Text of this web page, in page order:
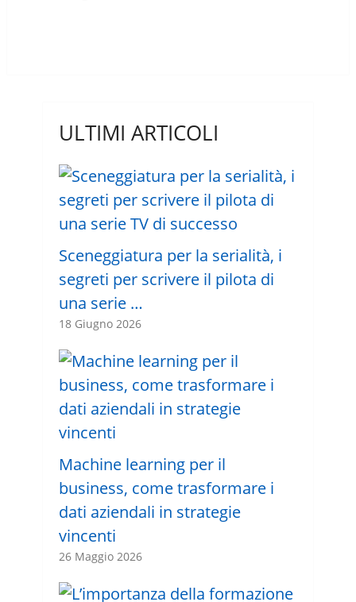
ULTIMI ARTICOLI
Sceneggiatura per la serialità, i
segreti per scrivere il pilota di
una serie …
18 Giugno 2026
Machine learning per il
business, come trasformare i
dati aziendali in strategie
vincenti
26 Maggio 2026